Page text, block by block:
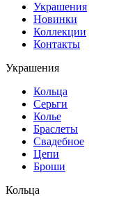
Украшения
Новинки
Коллекции
Контакты
Украшения
Кольца
Серьги
Колье
Браслеты
Свадебное
Цепи
Броши
Кольца